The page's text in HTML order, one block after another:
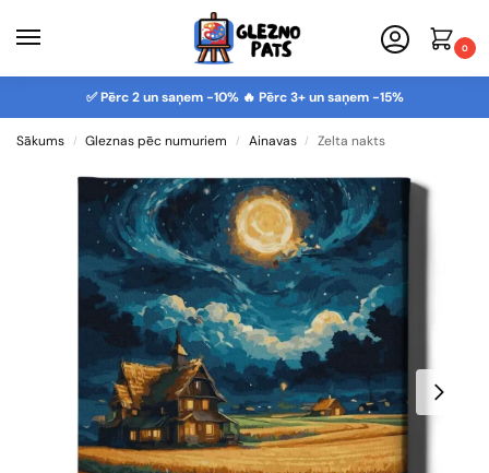
0
✅ Pērc 2 un saņem -10% 🔥 Pērc 3+ un saņem -15%
Sākums / Gleznas pēc numuriem / Ainavas / Zelta nakts